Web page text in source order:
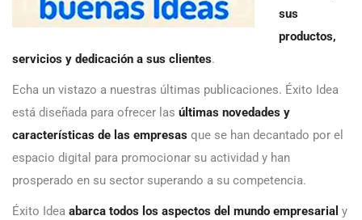
sus
productos,
servicios y dedicación a sus clientes.
Echa un vistazo a nuestras últimas publicaciones. Éxito Idea
está diseñada para ofrecer las últimas novedades y
características de las empresas que se han decantado por el
espacio digital para promocionar su actividad y han
prosperado en su sector superando a su competencia.
Éxito Idea abarca todos los aspectos del mundo empresarial y